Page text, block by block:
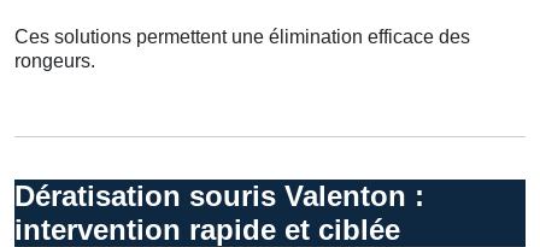
Ces solutions permettent une élimination efficace des
rongeurs.
Dératisation souris Valenton :
intervention rapide et ciblée